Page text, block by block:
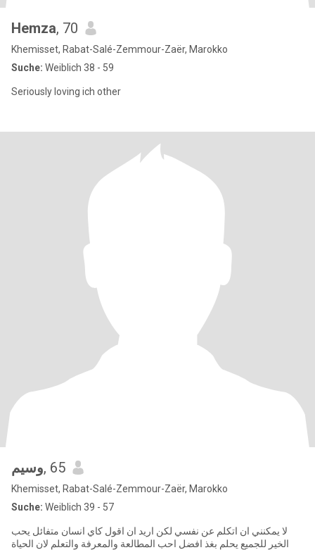
Hemza, 70
Khemisset, Rabat-Salé-Zemmour-Zaër, Marokko
Suche: Weiblich 38 - 59
Seriously loving ich other
وسيم, 65
Khemisset, Rabat-Salé-Zemmour-Zaër, Marokko
Suche: Weiblich 39 - 57
لا يمكنني ان اتكلم عن نفسي لكن اريد ان اقول كاي انسان متفائل يحب
الخير للجميع يحلم بغذ افضل احب المطالعة والمعرفة والتعلم لان الحياة